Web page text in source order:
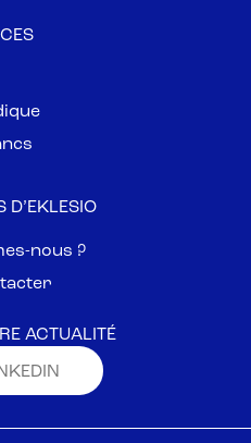
D’EKLESIO
nous ?
ACTUALITÉ